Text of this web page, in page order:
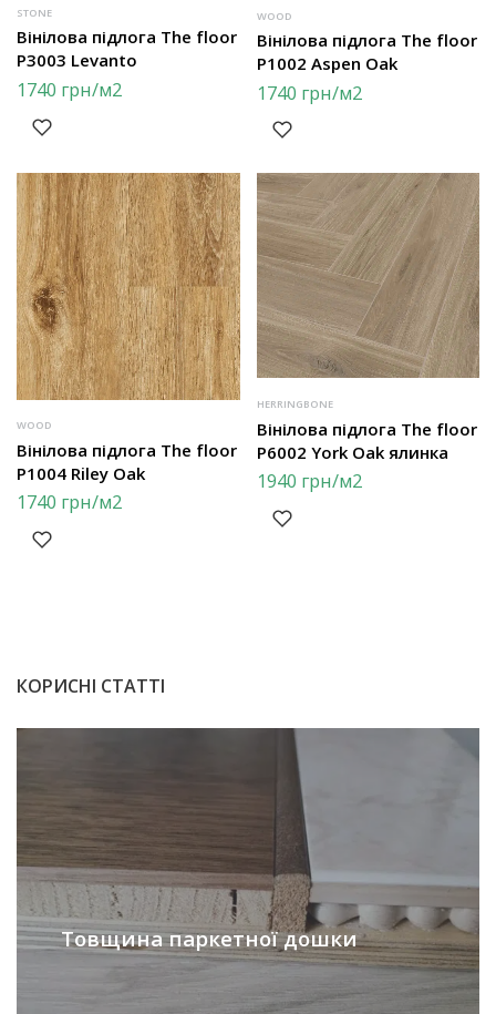
STONE
Вінілова підлога The floor
P3003 Levanto
1740 грн/м2
WOOD
Вінілова підлога The floor
P1002 Aspen Oak
1740 грн/м2
WOOD
Вінілова підлога The floor
P1004 Riley Oak
1740 грн/м2
HERRINGBONE
Вінілова підлога The floor
P6002 York Oak ялинка
1940 грн/м2
КОРИСНІ СТАТТІ
Товщина паркетної дошки